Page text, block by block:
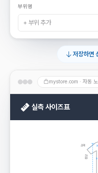
부위명
+ 부위 추가
저장하면
mystore.com · 자동
실측 사이즈표
총장
소매